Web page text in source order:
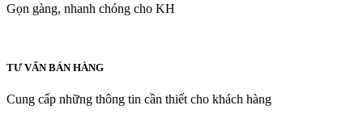
Gọn gàng, nhanh chóng cho KH
TƯ VẤN BÁN HÀNG
Cung cấp những thông tin cần thiết cho khách hàng